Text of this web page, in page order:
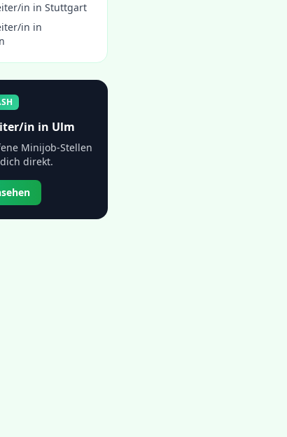
in in Stuttgart
in in
in in Ulm
Minijob-Stellen
direkt.